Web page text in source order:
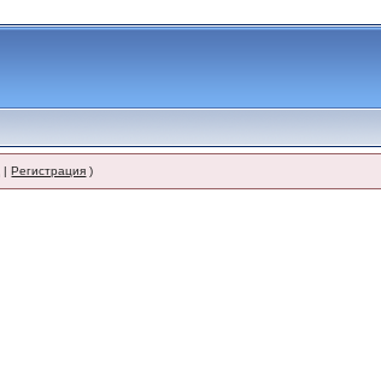
|Регистрация )